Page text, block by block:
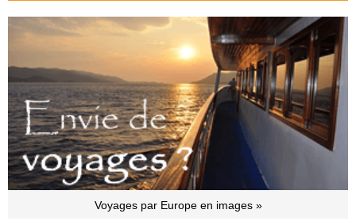
Voyages par Europe en images »